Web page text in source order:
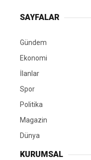
SAYFALAR
Gündem
Ekonomi
İlanlar
Spor
Politika
Magazin
Dünya
KURUMSAL